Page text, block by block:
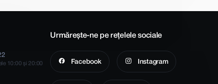
10:00 și 20:00
Urmărește-ne pe rețelele sociale
Facebook Instagram